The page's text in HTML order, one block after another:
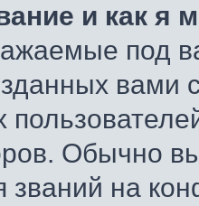
и как я
под
Обычно
званий на